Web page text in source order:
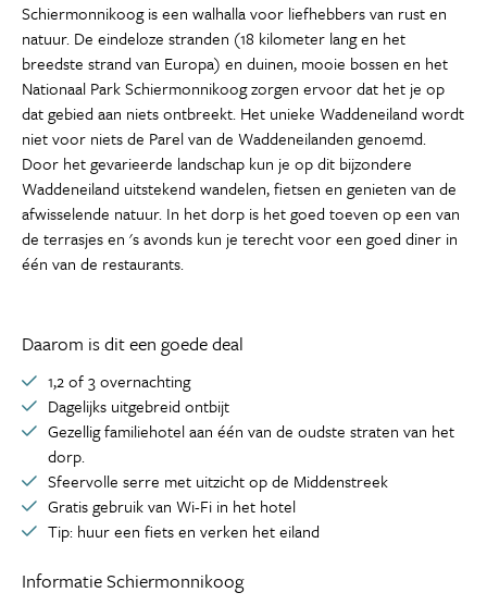
Schiermonnikoog is een walhalla voor liefhebbers van rust en
natuur. De eindeloze stranden (18 kilometer lang en het
breedste strand van Europa) en duinen, mooie bossen en het
Nationaal Park Schiermonnikoog zorgen ervoor dat het je op
dat gebied aan niets ontbreekt. Het unieke Waddeneiland wordt
niet voor niets de Parel van de Waddeneilanden genoemd.
Door het gevarieerde landschap kun je op dit bijzondere
Waddeneiland uitstekend wandelen, fietsen en genieten van de
afwisselende natuur. In het dorp is het goed toeven op een van
de terrasjes en 's avonds kun je terecht voor een goed diner in
één van de restaurants.
Daarom is dit een goede deal
1,2 of 3 overnachting
Dagelijks uitgebreid ontbijt
Gezellig familiehotel aan één van de oudste straten van het
dorp.
Sfeervolle serre met uitzicht op de Middenstreek
Gratis gebruik van Wi-Fi in het hotel
Tip: huur een fiets en verken het eiland
Informatie Schiermonnikoog